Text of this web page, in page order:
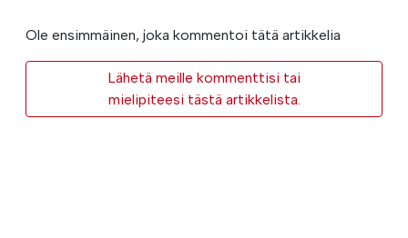
Ole ensimmäinen, joka kommentoi tätä artikkelia
Lähetä meille kommenttisi tai
mielipiteesi tästä artikkelista.